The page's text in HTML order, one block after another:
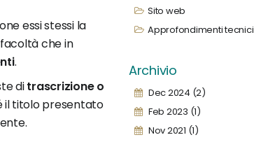
essi stessi la
facoltà che in
.
ditrascrizione o
titolo presentato
Sito web
Approfondimenti tecnici
Archivio
Dec 2024 (2)
Feb 2023 (1)
Nov 2021 (1)